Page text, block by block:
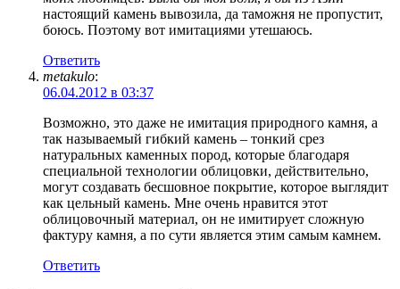
настоящий камень вывозила, да таможня не пропустит,
боюсь. Поэтому вот имитациями утешаюсь.
Ответить
metakulo:
06.04.2012 в 03:37
Возможно, это даже не имитация природного камня, а
так называемый гибкий камень – тонкий срез
натуральных каменных пород, которые благодаря
специальной технологии облицовки, действительно,
могут создавать бесшовное покрытие, которое выглядит
как цельный камень. Мне очень нравится этот
облицовочный материал, он не имитирует сложную
фактуру камня, а по сути является этим самым камнем.
Ответить